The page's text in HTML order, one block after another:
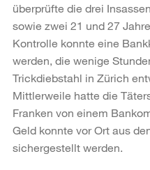
überprüfte die drei
sowie zwei 21 und 27
Kontrolle konnte eine
werden, die wenige
Trickdiebstahl in Zürich
Mittlerweile hatte die
Franken von einem
Geld konnte vor Ort aus
sichergestellt werden.